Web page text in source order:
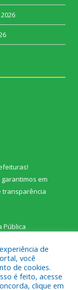
!
em
transparência
Pública
de Palestina
de
você
de cookies.
é feito, acesse
clique em